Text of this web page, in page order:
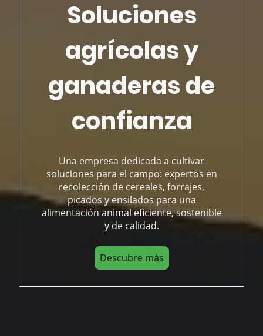
Soluciones
agrícolas y
ganaderas de
confianza
Una empresa dedicada a cultivar
soluciones para el campo: expertos en
recolección de cereales, forrajes,
picados y ensilados para una
alimentación animal eficiente, sostenible
y de calidad.
Descubre más